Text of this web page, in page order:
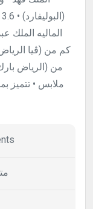
من (الرياض
ملابس • تتميز